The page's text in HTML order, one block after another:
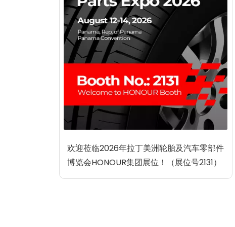
欢迎莅临2026年拉丁美洲轮胎及汽车零部件
博览会HONOUR集团展位！（展位号2131）